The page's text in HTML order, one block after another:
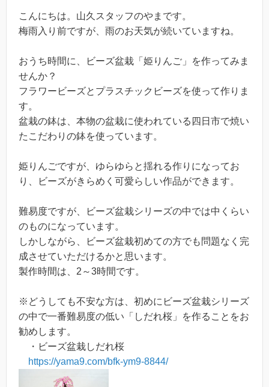
こんにちは。山久スタッフのやまです。
梅雨入り前ですが、雨のお天気が続いていますね。
おうち時間に、ビーズ盆栽「姫りんご」を作ってみま
せんか？
フラワービーズとプラスチックビーズを使って作りま
す。
盆栽の鉢は、本物の盆栽に使われている四日市で焼い
たこだわりの鉢を使っています。
姫りんごですが、ゆらゆらと揺れる作りになってお
り、ビーズがきらめく可愛らしい作品ができます。
難易度ですが、ビーズ盆栽シリーズの中では中くらい
のものになっています。
しかしながら、ビーズ盆栽初めての方でも問題なく完
成させていただけるかと思います。
製作時間は、2～3時間です。
※どうしても不安な方は、初めにビーズ盆栽シリーズ
の中で一番難易度の低い「しだれ桜」を作ることをお
勧めします。
・ビーズ盆栽しだれ桜
https://yama9.com/bfk-ym9-8844/